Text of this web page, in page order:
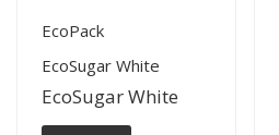
View Details
EcoPack
EcoSugar White
EcoSugar White